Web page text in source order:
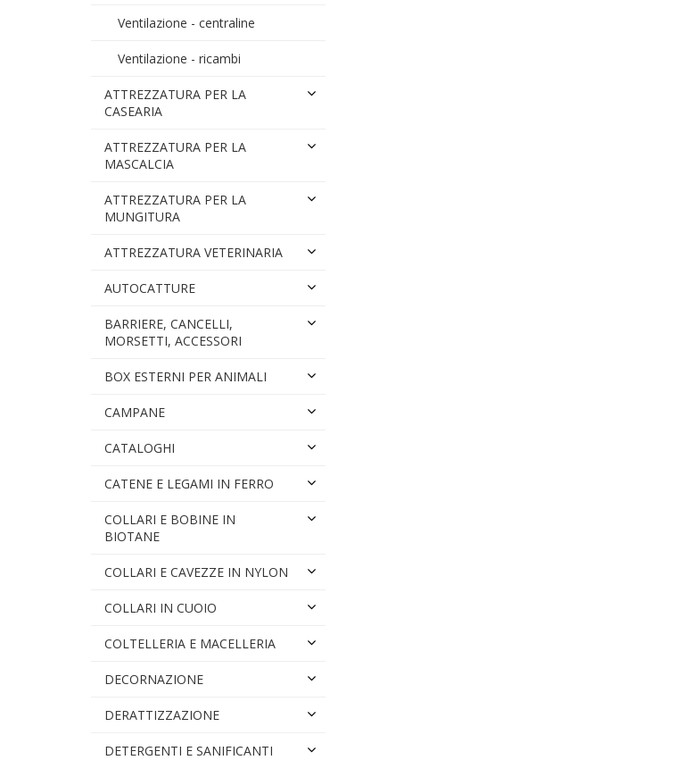
Ventilazione - centraline
Ventilazione - ricambi
ATTREZZATURA PER LA
CASEARIA
ATTREZZATURA PER LA
MASCALCIA
ATTREZZATURA PER LA
MUNGITURA
ATTREZZATURA VETERINARIA
AUTOCATTURE
BARRIERE, CANCELLI,
MORSETTI, ACCESSORI
BOX ESTERNI PER ANIMALI
CAMPANE
CATALOGHI
CATENE E LEGAMI IN FERRO
COLLARI E BOBINE IN
BIOTANE
COLLARI E CAVEZZE IN NYLON
COLLARI IN CUOIO
COLTELLERIA E MACELLERIA
DECORNAZIONE
DERATTIZZAZIONE
DETERGENTI E SANIFICANTI